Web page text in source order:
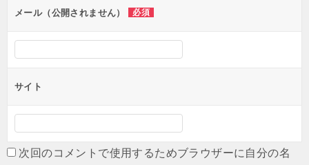
ンメール（公開されません） 必須
サイト
次回のコメントで使用するためブラウザーに自分の名